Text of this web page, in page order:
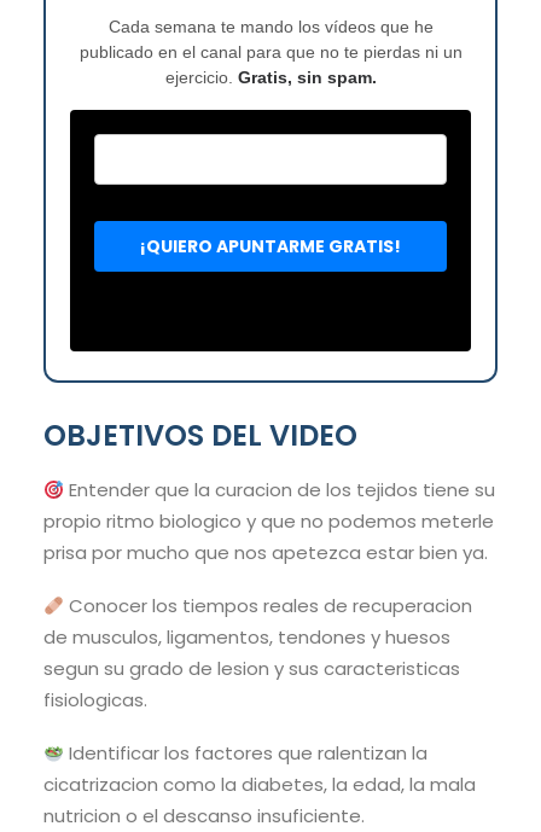
Cada semana te mando los vídeos que he
publicado en el canal para que no te pierdas ni un
ejercicio. Gratis, sin spam.
OBJETIVOS DEL VIDEO
Entender que la curacion de los tejidos tiene su
propio ritmo biologico y que no podemos meterle
prisa por mucho que nos apetezca estar bien ya.
Conocer los tiempos reales de recuperacion
de musculos, ligamentos, tendones y huesos
segun su grado de lesion y sus caracteristicas
fisiologicas.
Identificar los factores que ralentizan la
cicatrizacion como la diabetes, la edad, la mala
nutricion o el descanso insuficiente.